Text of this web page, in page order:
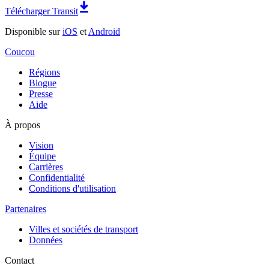
Télécharger Transit
Disponible suriOS et Android
Coucou
Régions
Blogue
Presse
Aide
À propos
Vision
Équipe
Carrières
Confidentialité
Conditions d'utilisation
Partenaires
Villes et sociétés de transport
Données
Contact